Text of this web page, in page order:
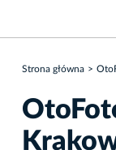
Strona główna